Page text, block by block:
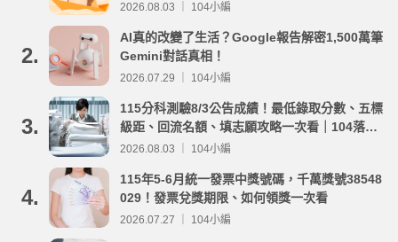
2026.08.03 ｜ 104小編
2.
AI真的改變了生活？Google報告解密1,500萬筆
Gemini對話真相！
2026.07.29 ｜ 104小編
3.
115分科測驗8/3公告成績！最低錄取分數、五標
級距、回流名額、填志願攻略一次看｜104落點
分析
2026.08.03 ｜ 104小編
4.
115年5-6月統一發票中獎號碼，千萬獎號38548
029！發票兌獎期限、如何領獎一次看
2026.07.27 ｜ 104小編